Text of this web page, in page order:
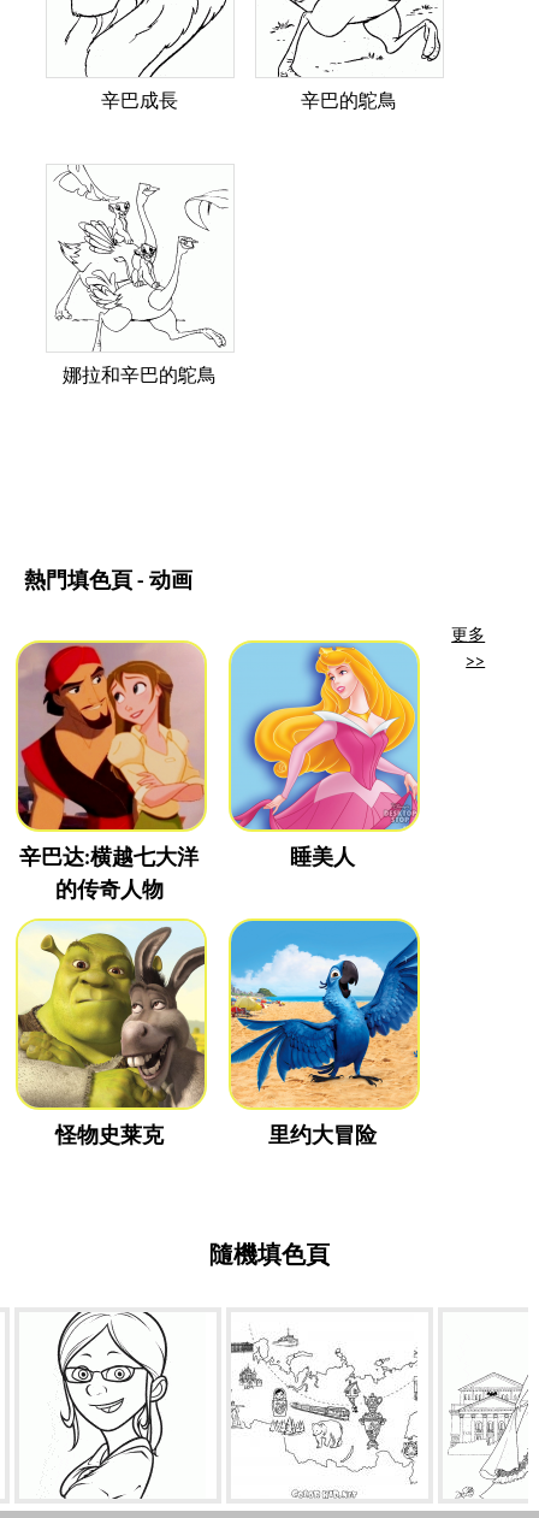
辛巴成長 辛巴的鴕鳥
娜拉和辛巴的鴕鳥
熱門填色頁 - 动画
辛巴达:横越七大洋
的传奇人物
睡美人
怪物史莱克 里约大冒险
更多
>>
隨機填色頁
馬戈 地圖俄羅斯 公